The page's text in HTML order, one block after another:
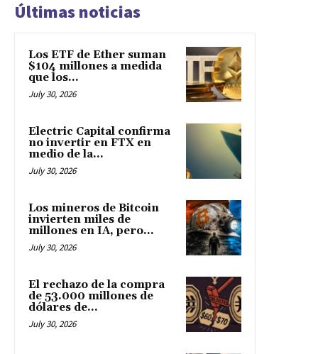
Últimas noticias
Los ETF de Ether suman
$104 millones a medida
que los...
July 30, 2026
Electric Capital confirma
no invertir en FTX en
medio de la...
July 30, 2026
Los mineros de Bitcoin
invierten miles de
millones en IA, pero...
July 30, 2026
El rechazo de la compra
de 53.000 millones de
dólares de...
July 30, 2026